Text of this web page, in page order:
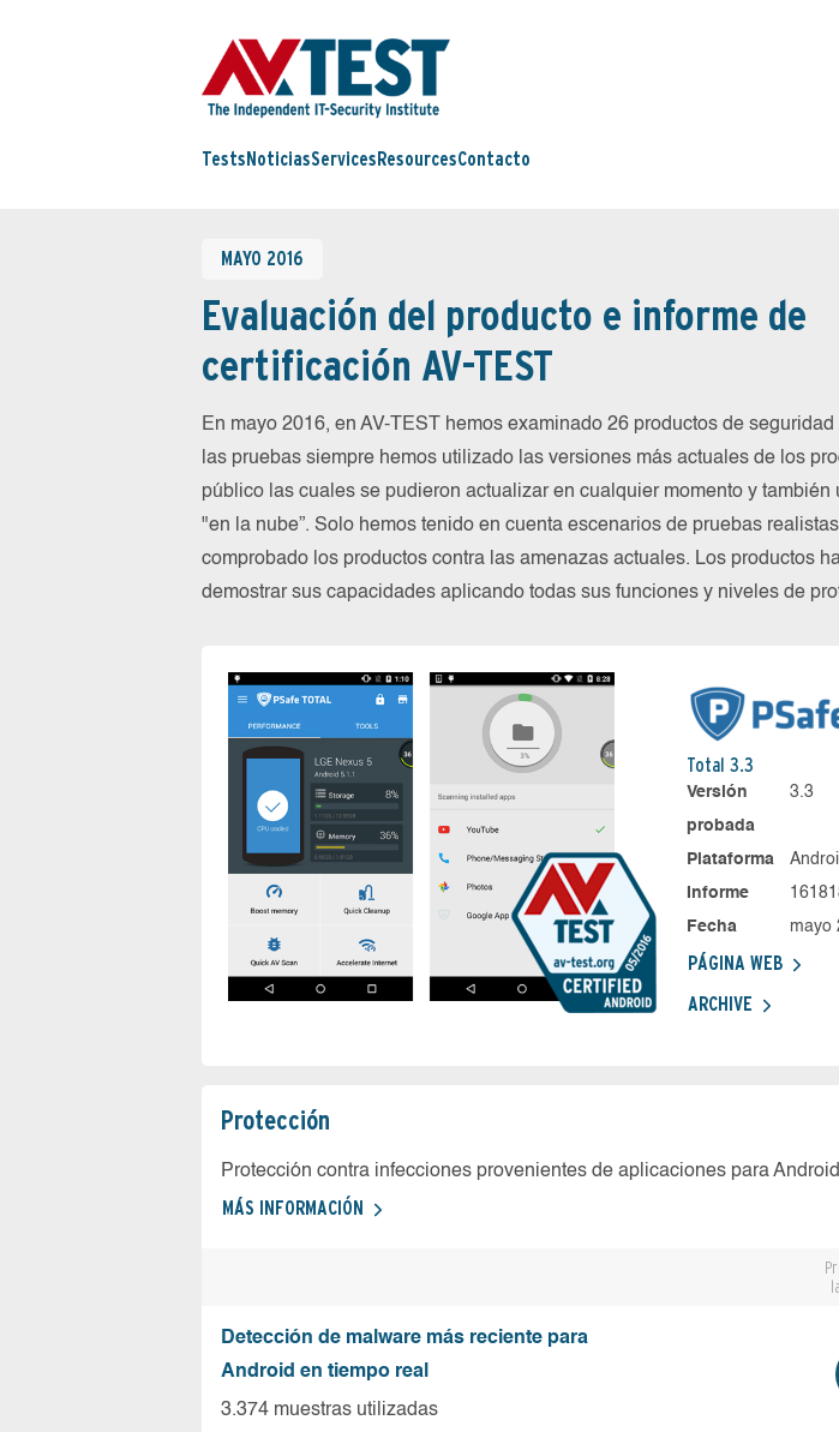
Tests NoticiasServices ResourcesContacto
MAYO 2016
Evaluación del producto e informe de
certificación AV-TEST
En mayo 2016, en AV-TEST hemos examinado 26 productos de
las pruebas siempre hemos utilizado las versiones más actuales de los
público las cuales se pudieron actualizar en cualquier momento y también
"en la nube”. Solo hemos tenido en cuenta escenarios de pruebas
comprobado los productos contra las amenazas actuales. Los productos
demostrar sus capacidades aplicando todas sus funciones y niveles de
Total 3.3
Versión
probada
3.3
Plataforma
Informe
Fecha
mayo
PÁGINA WEB
ARCHIVE
Protección
Protección contra infecciones provenientes de aplicaciones para
MÁS INFORMACIÓN
Detección de malware más reciente para
Android en tiempo real
3.374 muestras utilizadas